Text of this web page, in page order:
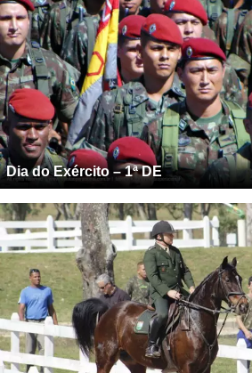
Dia do Exército – 1ª DE